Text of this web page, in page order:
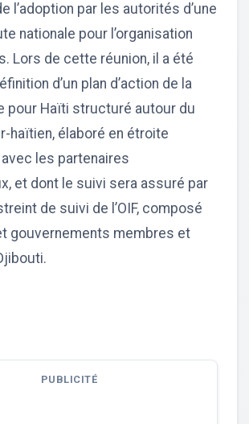
l’adoption par les autorités d’une
nationale pour l’organisation
Lors de cette réunion, il a été
d’un plan d’action de la
pour Haïti structuré autour du
haïtien, élaboré en étroite
les partenaires
et dont le suivi sera assuré par
de suivi de l’OIF, composé
gouvernements membres et
PUBLICITÉ